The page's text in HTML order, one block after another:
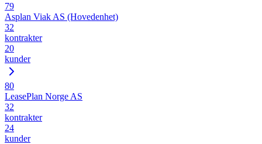
79
Asplan Viak AS (Hovedenhet)
32
kontrakter
20
kunder
80
LeasePlan Norge AS
32
kontrakter
24
kunder